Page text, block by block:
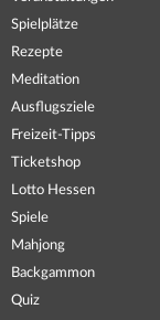
Spielplätze
Rezepte
Meditation
Ausflugsziele
Freizeit-Tipps
Ticketshop
Lotto Hessen
Spiele
Mahjong
Backgammon
Quiz